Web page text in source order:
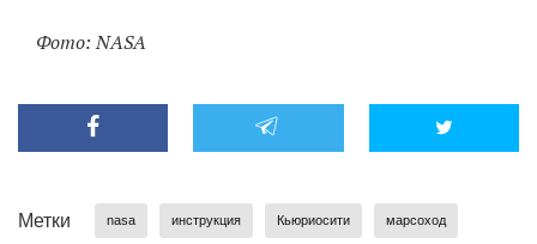
Фото: NASA
Метки nasa инструкция Кьюриосити марсоход